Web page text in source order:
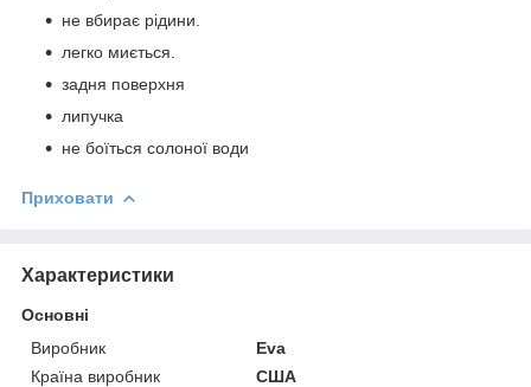
не вбирає рідини.
легко миється.
задня поверхня
липучка
не боїться солоної води
Приховати
Характеристики
Основні
Виробник
Eva
Країна виробник
США